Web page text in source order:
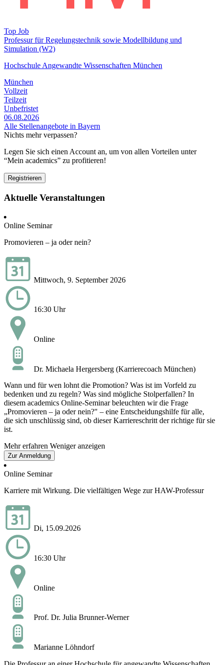
Top Job
Professur für Regelungs­technik sowie Modell­bildung und
Simulation (W2)
Hochschule Angewandte Wissenschaften München
München
Vollzeit
Teilzeit
Unbefristet
06.08.2026
Alle Stellenangebote in Bayern
Nichts mehr verpassen?
Legen Sie sich einen Account an, um von allen Vorteilen unter
“Mein academics” zu profitieren!
Registrieren
Aktuelle Veranstaltungen
Online Seminar
Promovieren – ja oder nein?
Mittwoch, 9. September 2026
16:30 Uhr
Online
Dr. Michaela Hergersberg (Karrierecoach München)
Wann und für wen lohnt die Promotion? Was ist im Vorfeld zu
bedenken und zu regeln? Was sind mögliche Stolperfallen? In
diesem academics Online-Seminar beleuchten wir die Frage
„Promovieren – ja oder nein?" – eine Entscheidungshilfe für alle,
die sich unschlüssig sind, ob dieser Karriereschritt der richtige für sie
ist.
Mehr erfahren Weniger anzeigen
Zur Anmeldung
Online Seminar
Karriere mit Wirkung. Die vielfältigen Wege zur HAW-Professur
Di, 15.09.2026
16:30 Uhr
Online
Prof. Dr. Julia Brunner-Werner
Marianne Löhndorf